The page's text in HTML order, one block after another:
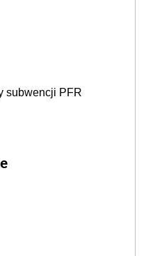
subwencji PFR